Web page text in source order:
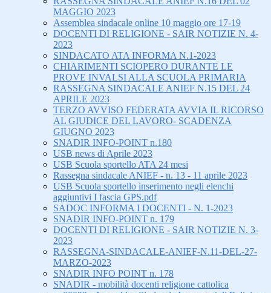
MAGGIO 2023
Assemblea sindacale online 10 maggio ore 17-19
DOCENTI DI RELIGIONE - SAIR NOTIZIE N. 4-
2023
SINDACATO ATA INFORMA N.1-2023
CHIARIMENTI SCIOPERO DURANTE LE
PROVE INVALSI ALLA SCUOLA PRIMARIA
RASSEGNA SINDACALE ANIEF N.15 DEL 24
APRILE 2023
TERZO AVVISO FEDERATA AVVIA IL RICORSO
AL GIUDICE DEL LAVORO- SCADENZA
GIUGNO 2023
SNADIR INFO-POINT n.180
USB news di Aprile 2023
USB Scuola sportello ATA 24 mesi
Rassegna sindacale ANIEF - n. 13 - 11 aprile 2023
USB Scuola sportello inserimento negli elenchi
aggiuntivi I fascia GPS.pdf
SADOC INFORMA I DOCENTI - N. 1-2023
SNADIR INFO-POINT n. 179
DOCENTI DI RELIGIONE - SAIR NOTIZIE N. 3-
2023
RASSEGNA-SINDACALE-ANIEF-N.11-DEL-27-
MARZO-2023
SNADIR INFO POINT n. 178
SNADIR - mobilità docenti religione cattolica